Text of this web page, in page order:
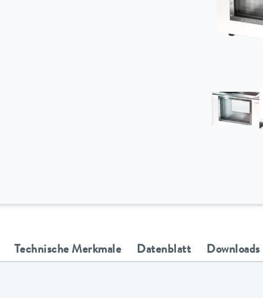
Technische Merkmale Datenblatt Downloads